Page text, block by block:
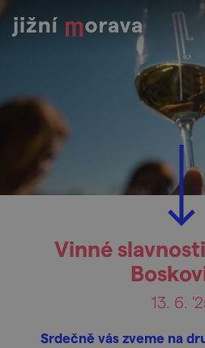
Vinné
13. 6.
Srdečně vás zveme na